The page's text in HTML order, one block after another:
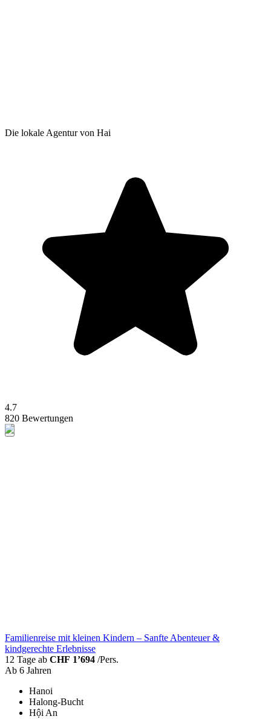
Die lokale Agentur von Hai
4.7
820 Bewertungen
Familienreise mit kleinen Kindern – Sanfte Abenteuer &
kindgerechte Erlebnisse
12 Tage ab CHF 1’694 /Pers.
Ab 6 Jahren
Hanoi
Halong-Bucht
Hội An